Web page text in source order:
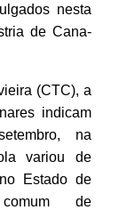
nesta
de Cana-
(CTC), a
indicam
na
variou de
Estado de
de